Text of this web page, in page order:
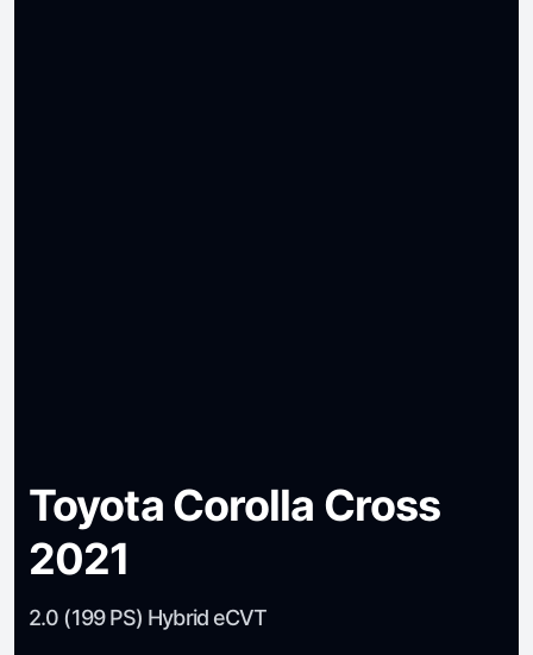
Toyota Corolla Cross
2021
2.0 (199 PS) Hybrid eCVT